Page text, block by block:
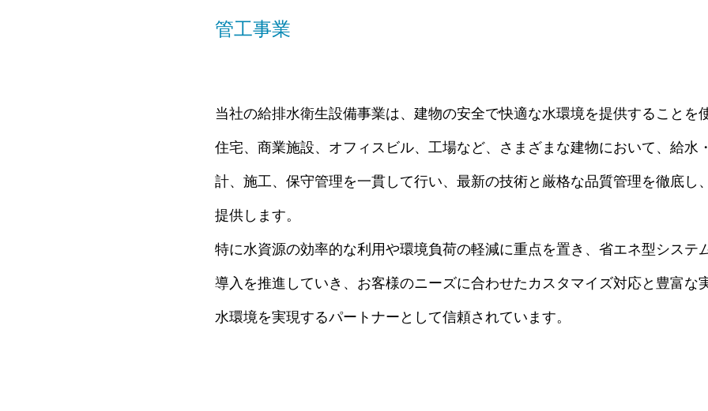
管工事業
当社の給排水衛生設備事業は、建物の安全で快適な水環境を提供することを
住宅、商業施設、オフィスビル、工場など、さまざまな建物において、給水
計、施工、保守管理を一貫して行い、最新の技術と厳格な品質管理を徹底し
提供します。
特に水資源の効率的な利用や環境負荷の軽減に重点を置き、省エネ型システ
導入を推進していき、お客様のニーズに合わせたカスタマイズ対応と豊富な
水環境を実現するパートナーとして信頼されています。